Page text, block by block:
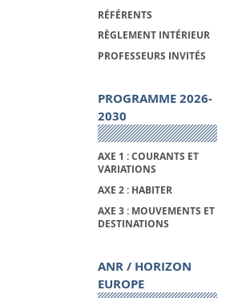
RÉFÉRENTS
RÈGLEMENT INTÉRIEUR
PROFESSEURS INVITÉS
PROGRAMME 2026-
2030
AXE 1 : COURANTS ET
VARIATIONS
AXE 2 : HABITER
AXE 3 : MOUVEMENTS ET
DESTINATIONS
ANR / HORIZON
EUROPE